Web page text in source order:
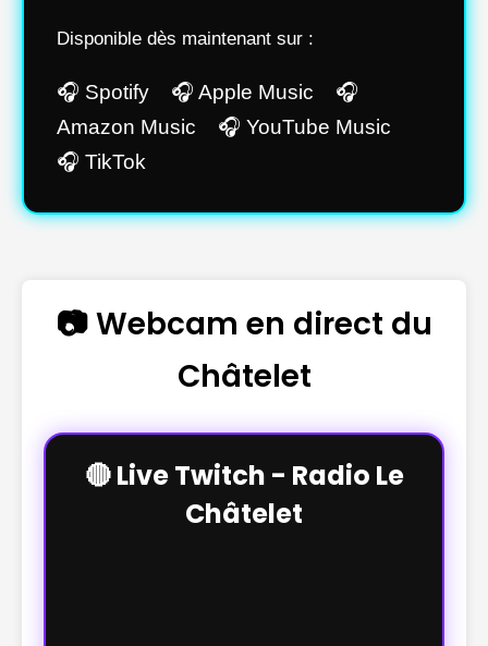
Disponible dès maintenant sur :
🎧 Spotify 🎧 Apple Music 🎧
Amazon Music 🎧 YouTube Music
🎧 TikTok
📷 Webcam en direct du
Châtelet
🔴 Live Twitch - Radio Le
Châtelet